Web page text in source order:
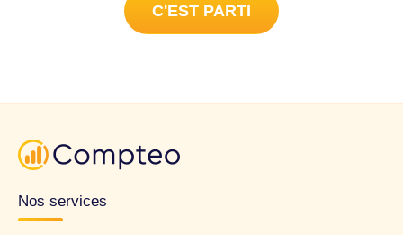
C'EST PARTI
Nos services